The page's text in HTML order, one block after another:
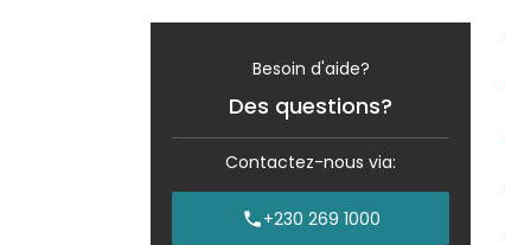
Besoin d'aide?
Des questions?
Contactez-nous via:
+230 269 1000